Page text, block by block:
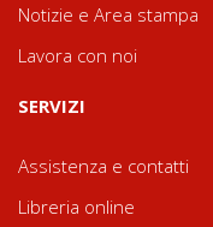
Notizie e Area stampa
Lavora con noi
SERVIZI
Assistenza e contatti
Libreria online